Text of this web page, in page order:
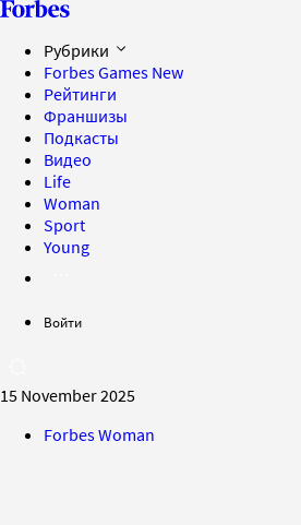
Рубрики
Forbes Games New
Рейтинги
Франшизы
Подкасты
Видео
Life
Woman
Sport
Young
Войти
15 November 2025
Forbes Woman